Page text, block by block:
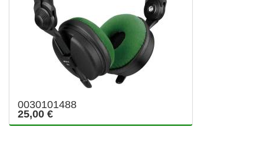
0030101488
25,00 €